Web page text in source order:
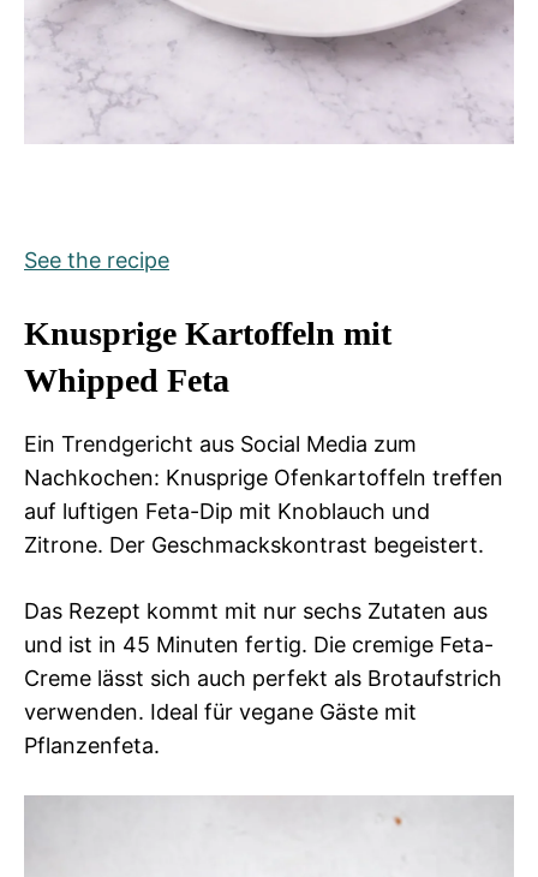
See the recipe
Knusprige Kartoffeln mit
Whipped Feta
Ein Trendgericht aus Social Media zum
Nachkochen: Knusprige Ofenkartoffeln treffen
auf luftigen Feta-Dip mit Knoblauch und
Zitrone. Der Geschmackskontrast begeistert.
Das Rezept kommt mit nur sechs Zutaten aus
und ist in 45 Minuten fertig. Die cremige Feta-
Creme lässt sich auch perfekt als Brotaufstrich
verwenden. Ideal für vegane Gäste mit
Pflanzenfeta.